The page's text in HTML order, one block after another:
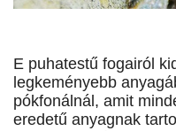
E puhatestű fogairól
legkeményebb
pókfonálnál, amit
eredetű anyagnak